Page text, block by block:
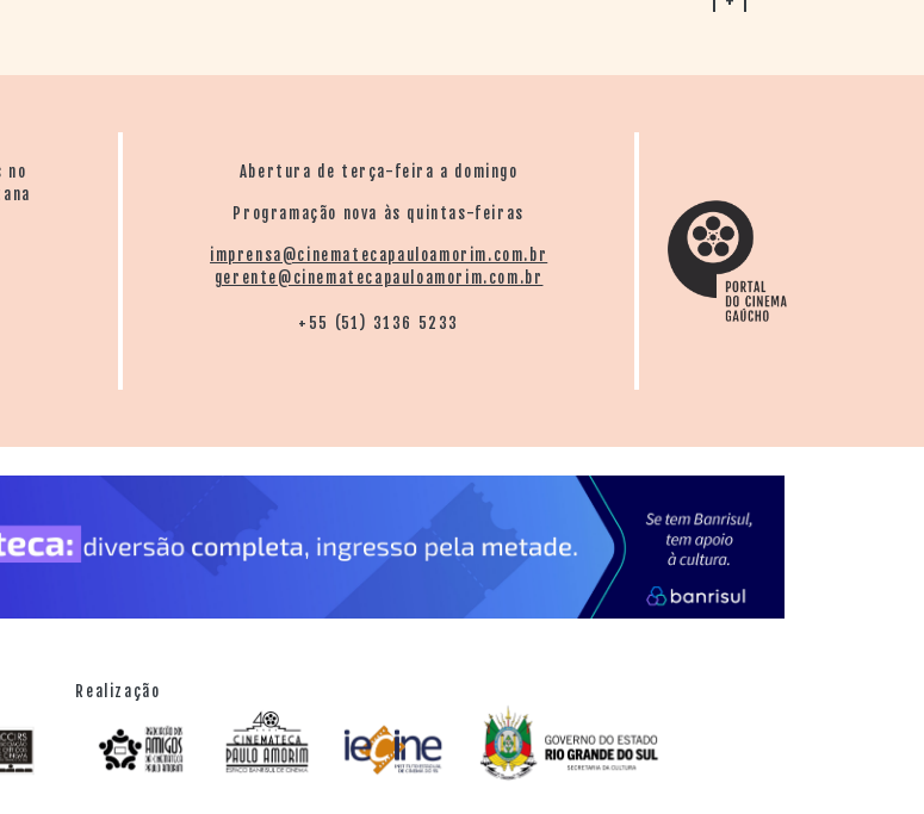
no
Abertura de terça-feira a domingo
Programação nova às quintas-feiras
imprensa@cinematecapauloamorim.com.br
gerente@cinematecapauloamorim.com.br
+55 (51) 3136 5233
Realização